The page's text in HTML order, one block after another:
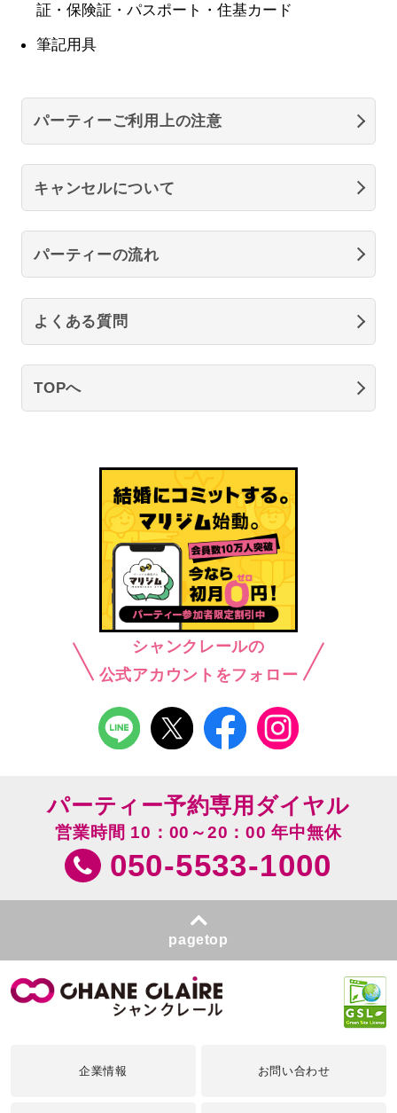
証・保険証・パスポート・住基カード
筆記用具
パーティーご利用上の注意
キャンセルについて
パーティーの流れ
よくある質問
TOPへ
シャンクレールの
公式アカウントをフォロー
パーティー予約専用ダイヤル
営業時間 10：00～20：00 年中無休
050-5533-1000
pagetop
企業情報 お問い合わせ